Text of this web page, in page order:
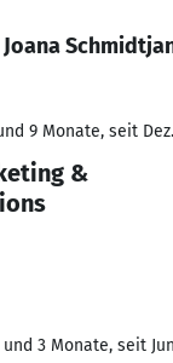
9 Monate, seit
&
und 3 Monate, seit